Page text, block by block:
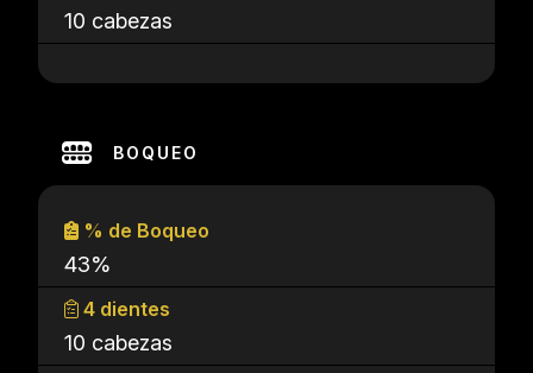
10 cabezas
BOQUEO
% de Boqueo
43%
4 dientes
10 cabezas